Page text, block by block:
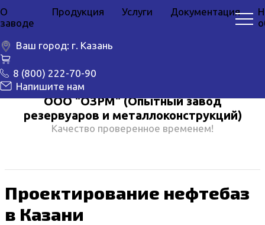
О
заводе
Продукция Услуги Документация
Ваш город: г. Казань
Напишите нам
8 (800) 222-70-90
ООО "ОЗРМ" (Опытный завод
резервуаров и металлоконструкций)
Качество проверенное временем!
Проектирование нефтебаз
в Казани